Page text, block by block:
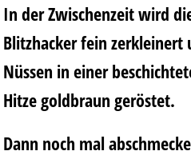
In der Zwischenzeit wird
Blitzhacker fein
Nüssen in einer
Hitze goldbraun geröstet.
Dann noch mal